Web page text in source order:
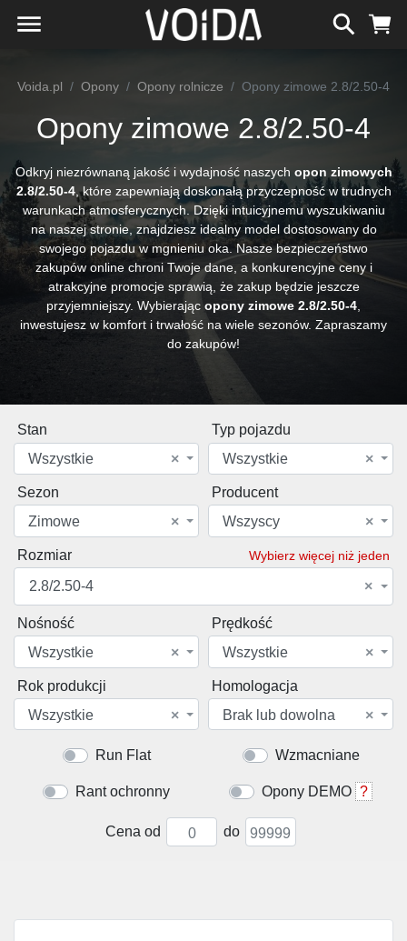
Voida.pl Opony Opony rolnicze Opony zimowe 2.8/2.50-4
Opony zimowe 2.8/2.50-4
Odkryj niezrównaną jakość i wydajność naszych opon zimowych
2.8/2.50-4, które zapewniają doskonałą przyczepność w trudnych
warunkach atmosferycznych. Dzięki intuicyjnemu wyszukiwaniu
na naszej stronie, znajdziesz idealny model dostosowany do
swojego pojazdu w mgnieniu oka. Nasze bezpieczeństwo
zakupów online chroni Twoje dane, a konkurencyjne ceny i
atrakcyjne promocje sprawią, że zakup będzie jeszcze
przyjemniejszy. Wybierając opony zimowe 2.8/2.50-4
inwestujesz w komfort i trwałość na wiele sezonów. Zapraszamy
do zakupów!
Stan
×
Wszystkie
Typ pojazdu
×
Wszystkie
Sezon
×
Zimowe
Producent
×
Wszyscy
Rozmiar Wybierz więcej niż jeden
×
2.8/2.50-4
Nośność
×
Wszystkie
Prędkość
×
Wszystkie
Rok produkcji
×
Wszystkie
Homologacja
×
Brak lub dowolna
Run Flat Wzmacniane
Rant ochronny Opony DEMO ?
Cena od do